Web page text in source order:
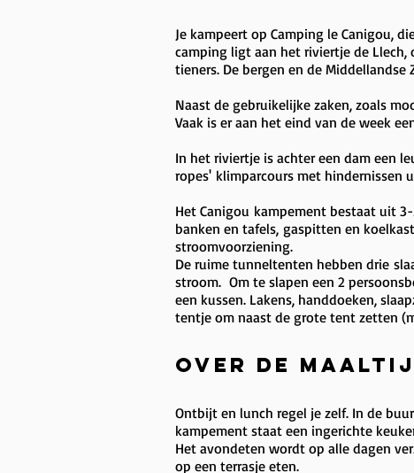
Je kampeert op Camping le Canigou,
camping ligt aan het riviertje de Llech,
tieners. De bergen en de
Naast de gebruikelijke zaken, zoals
Vaak is er aan het eind van de week
In het riviertje is achter een dam een
ropes' klimparcours met hindernissen
Het Canigou kampement bestaat uit
banken en tafels, gaspitten en
stroomvoorziening.
De ruime tunneltenten hebben drie
stroom. Om te slapen een 2
een kussen. Lakens, handdoeken,
tentje om naast de grote tent zetten
Over de
Ontbijt en lunch regel je zelf. In de
kampement staat een ingerichte
Het avondeten wordt op alle dagen
op een terrasje eten.